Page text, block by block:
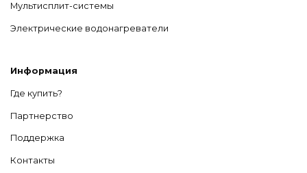
Мультисплит-системы
Электрические водонагреватели
Информация
Где купить?
Партнерство
Поддержка
Контакты